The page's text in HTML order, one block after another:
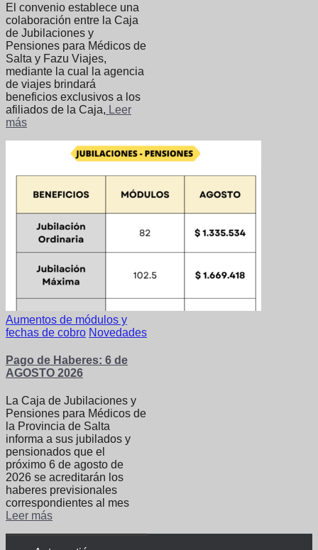
El convenio establece una
colaboración entre la Caja
de Jubilaciones y
Pensiones para Médicos de
Salta y Fazu Viajes,
mediante la cual la agencia
de viajes brindará
beneficios exclusivos a los
afiliados de la Caja, Leer
más
Aumentos de módulos y
fechas de cobro Novedades
Pago de Haberes: 6 de
AGOSTO 2026
La Caja de Jubilaciones y
Pensiones para Médicos de
la Provincia de Salta
informa a sus jubilados y
pensionados que el
próximo 6 de agosto de
2026 se acreditarán los
haberes previsionales
correspondientes al mes
Leer más